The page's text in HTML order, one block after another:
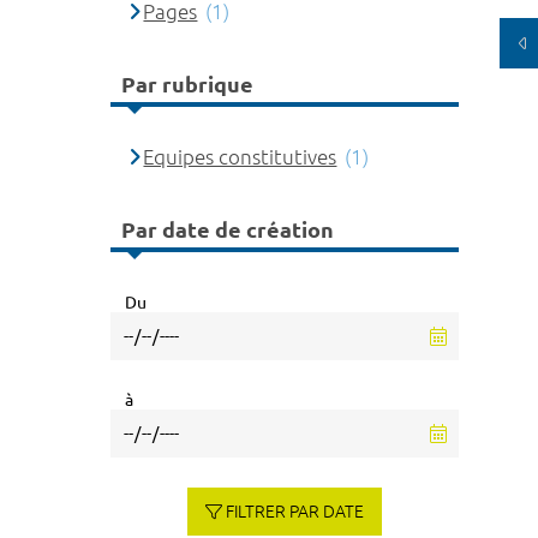
Pages (1)
Par rubrique
Equipes constitutives (1)
Par date de création
Du
à
FILTRER PAR DATE